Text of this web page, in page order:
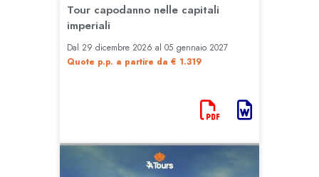
Tour capodanno nelle capitali
imperiali
Dal 29 dicembre 2026 al 05 gennaio 2027
Quote p.p. a partire da € 1.319